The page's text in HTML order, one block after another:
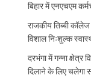
बिहार में एनएचएम
राजकीय तिब्बी
विशाल निःशुल्क
दरभंगा में गन्ना क्षेत्र
दिलाने के लिए चलेगा